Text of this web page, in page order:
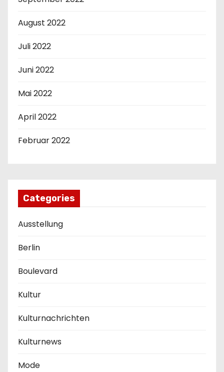
August 2022
Juli 2022
Juni 2022
Mai 2022
April 2022
Februar 2022
Categories
Ausstellung
Berlin
Boulevard
Kultur
Kulturnachrichten
Kulturnews
Mode